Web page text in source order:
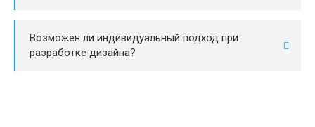
Возможен ли индивидуальный подход при
разработке дизайна?